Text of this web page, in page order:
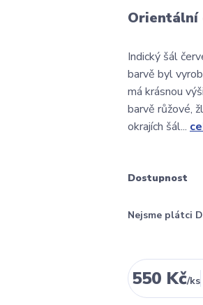
Orientální
Indický šál
barvě byl
má krásnou
barvě růžové,
okrajích šál...
Dostupnost
Nejsme plátci
550 Kč/ks